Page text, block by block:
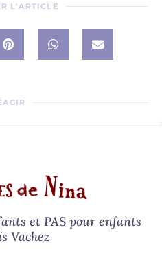
L'ARTICLE
et PAS pour enfants
Vachez